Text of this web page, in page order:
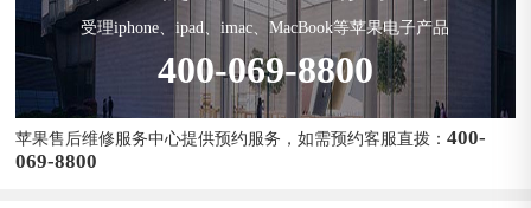
受理iphone、ipad、imac、MacBook等苹果电子产品
400-069-8800
苹果售后维修服务中心提供预约服务，如需预约客服直拨：400-
069-8800